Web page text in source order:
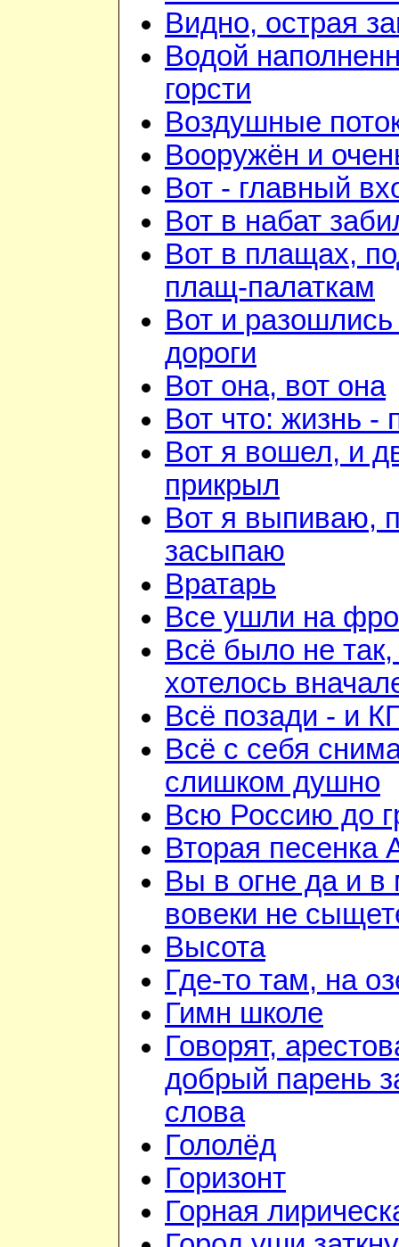
Видно, острая
Водой
горсти
Воздушные
Вооружён и
Вот - главный
Вот в набат
Вот в плащах,
плащ-палаткам
Вот и разошлись
дороги
Вот она, вот она
Вот что: жизнь -
Вот я вошел, и
прикрыл
Вот я выпиваю,
засыпаю
Вратарь
Все ушли на
Всё было не так,
хотелось
Всё позади - и
Всё с себя
слишком душно
Всю Россию до
Вторая песенка
Вы в огне да и в
вовеки не
Высота
Где-то там, на
Гимн школе
Говорят,
добрый парень
слова
Гололёд
Горизонт
Горная